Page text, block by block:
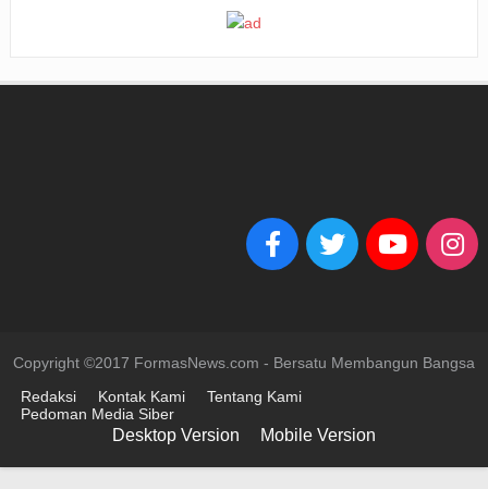
Copyright ©2017 FormasNews.com - Bersatu Membangun Bangsa
Redaksi
Kontak Kami
Tentang Kami
Pedoman Media Siber
Desktop Version Mobile Version